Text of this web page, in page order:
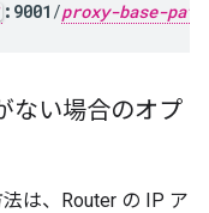
:9001 /proxy-base-path
ない場合のオプ
は、Router の IP ア